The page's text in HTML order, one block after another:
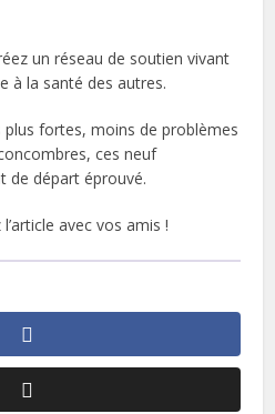
un réseau de soutien vivant
à la santé des autres.
plus fortes, moins de problèmes
ces neuf
de départ éprouvé.
avec vos amis !